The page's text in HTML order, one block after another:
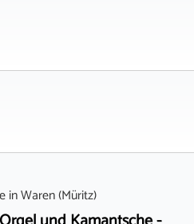
inWaren (Müritz)